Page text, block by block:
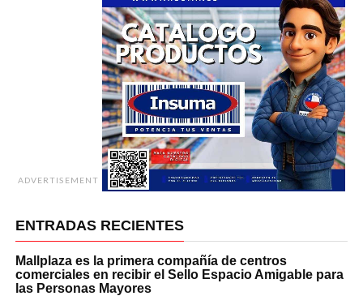
ADVERTISEMENT
ENTRADAS RECIENTES
Mallplaza es la primera compañía de centros
comerciales en recibir el Sello Espacio Amigable para
las Personas Mayores